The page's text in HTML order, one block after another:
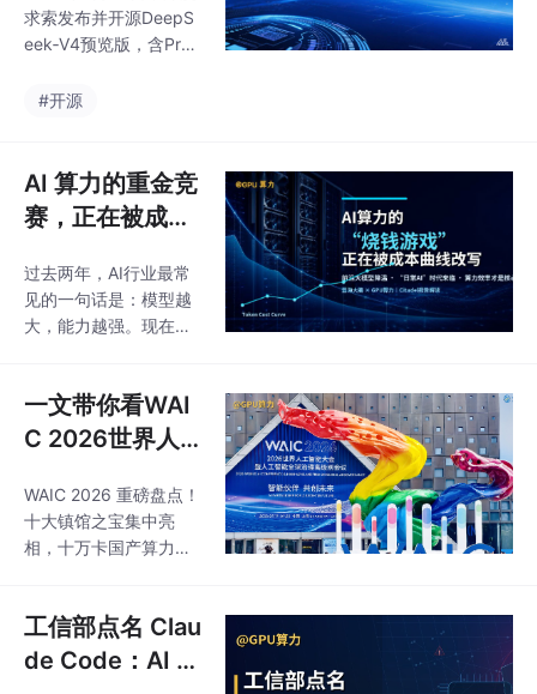
求索发布并开源DeepS
eek‑V4预览版，含Pr
生支持**百万token上
量版，推理更快、成本
更低。模型在Agent、
世界知识、推理性能上
接近顶级闭源模型水
平。凭借混合注意力架
构，长上下文算力与缓
同步上线API，支持思考
模式，
#开源
AI 算力的重金竞
赛，正在被成本
从Citadel报告
看，前沿大模型
时代来临，算力
效率才是核心竞
争力
过去两年，AI行业最常
见的一句话是：模型越
大，能力越强。现在另
果企业用不起、跑不
稳、成本不可控，很难
真正变成生产力。最
近，一份来自Citadel S
ecurities的宏观策略报
告《代币经济学》引发
关注。讨论的不是某一
个更底层的问题：AI的
使用成本，正在怎样改
变行业走向。这对所有
一文带你看WAI
C 2026世界人
亮点
WAIC 2026 重磅盘点！
十大镇馆之宝集中亮
相，十万卡国产算力、
属 AI 全面落地，国产 A
I 告别参数内卷与概念演
工信部点名 Clau
de Code：AI 编